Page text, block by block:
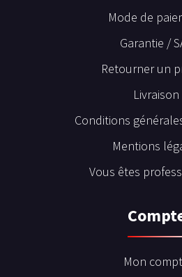
Mode de
Garantie /
Retourner un
Livraison
Conditions
Mentions
Vous êtes
Mon